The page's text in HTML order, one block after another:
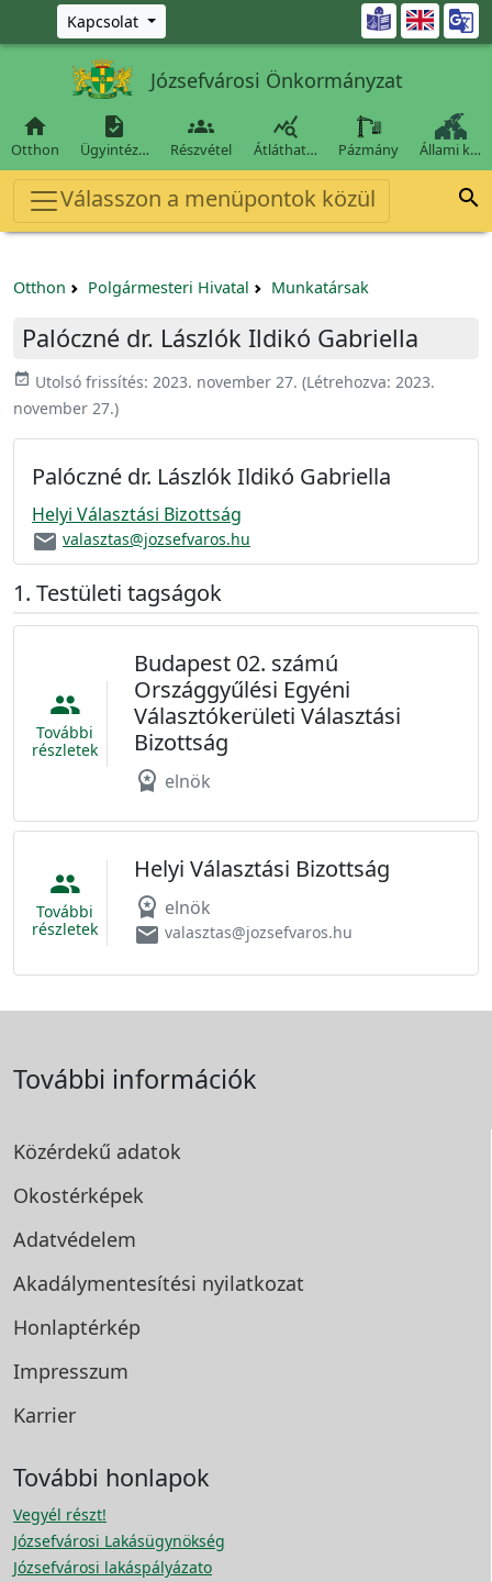
Ugrás a fő tartalomra
Kapcsolat 
Józsefvárosi Önkormányzat

Otthon

Ügyintéz…

Részvétel

Átláthat… Pázmány Állami k…
Válasszon a menüpontok közül 
Otthon Polgármesteri Hivatal Munkatársak
Palóczné dr. Lászlók Ildikó Gabriella
event_available Utolsó frissítés: 2023. november 27. (Létrehozva: 2023.
november 27.)
Palóczné dr. Lászlók Ildikó Gabriella
Helyi Választási Bizottság
email valasztas@jozsefvaros.hu
Testületi tagságok
people
További
részletek
Budapest 02. számú
Országgyűlési Egyéni
Választókerületi Választási
Bizottság
workspace_premium elnök
people
További
részletek
Helyi Választási Bizottság
workspace_premium elnök
email valasztas@jozsefvaros.hu
További információk
Közérdekű adatok
Okostérképek
Adatvédelem
Akadálymentesítési nyilatkozat
Honlaptérkép
Impresszum
Karrier
További honlapok
Vegyél részt!
Józsefvárosi Lakásügynökség
Józsefvárosi lakáspályázato